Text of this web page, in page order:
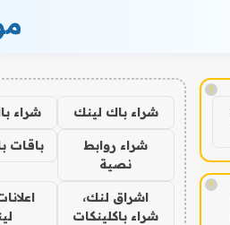
!
!
شراء باك لينك شراء
شراء روابط
نصية
باقات
اشراق لنك،
شراء باكلينكات